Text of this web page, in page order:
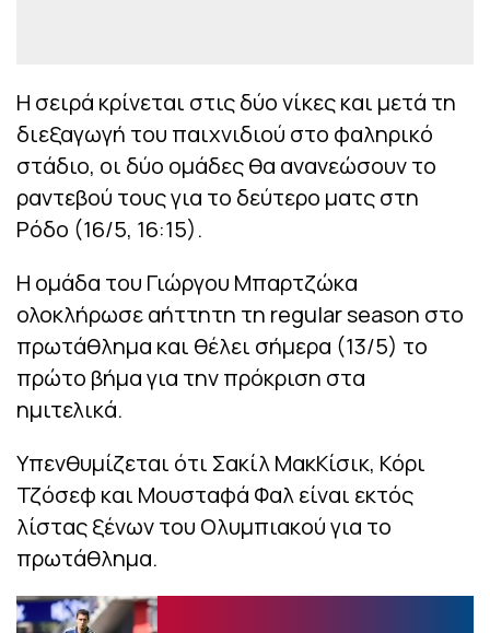
Η σειρά κρίνεται στις δύο νίκες και μετά τη
διεξαγωγή του παιχνιδιού στο φαληρικό
στάδιο, οι δύο ομάδες θα ανανεώσουν το
ραντεβού τους για το δεύτερο ματς στη
Ρόδο (16/5, 16:15).
Η ομάδα του Γιώργου Μπαρτζώκα
ολοκλήρωσε αήττητη τη regular season στο
πρωτάθλημα και θέλει σήμερα (13/5) το
πρώτο βήμα για την πρόκριση στα
ημιτελικά.
Υπενθυμίζεται ότι Σακίλ ΜακΚίσικ, Κόρι
Τζόσεφ και Μουσταφά Φαλ είναι εκτός
λίστας ξένων του Ολυμπιακού για το
πρωτάθλημα.